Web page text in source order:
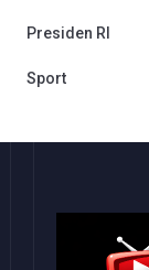
Presiden RI
Sport